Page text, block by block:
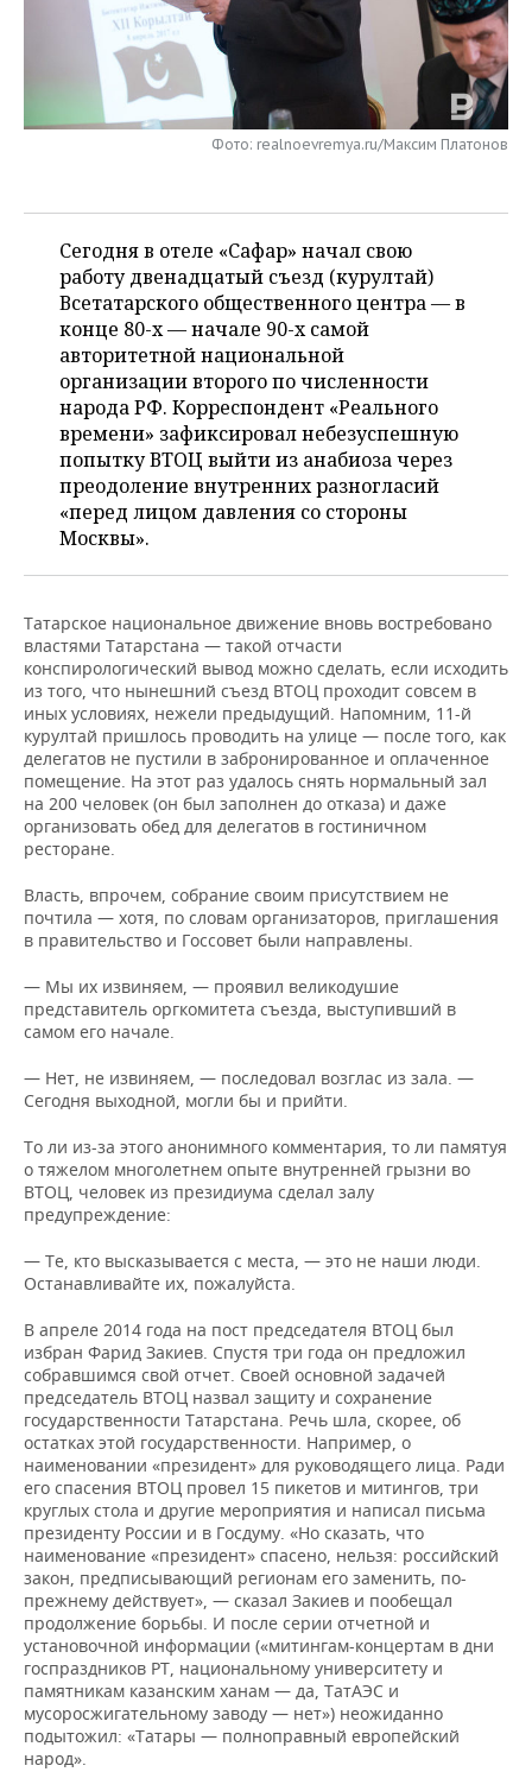
НЕФТЕХИМИЯ
РОЗНИЧНАЯ ТОРГОВЛЯ
ТРАНСПОРТ
НОВОСТИ ТЕХНОЛОГИЙ
ТЕЛЕКОММУНИКАЦИИ
МЕРОПРИЯТИЯ
НОВОСТИ МЕРОПРИЯТИЙ
ВЫЕЗДНАЯ РЕДАКЦИЯ
БИЗНЕС-БРАНЧИ
ONLINE-КОНФЕРЕНЦИИ
ОТКРЫТАЯ ЛЕКЦИЯ
ФУТБОЛ
ХОККЕЙ
БАСКЕТБОЛ
ВОЛЕЙБОЛ
КИБЕРСПОРТ
ФИГУРНОЕ КАТАНИЕ
ВОДНЫЕ ВИДЫ СПОРТА
НОВОСТИ ОБЩЕСТВА
ВЛАСТЬ
ИНФРАСТРУКТУРА
ИСТОРИЯ
КУЛЬТУРА
МЕДИЦИНА
ОБРАЗОВАНИЕ
ФОТОГАЛЕРЕЯ
СЮЖЕТЫ
СПРАВОЧНИК
СПИСОК ПЕРСОН
СПИСОК КОМПАНИЙ
ПОЛНАЯ ВЕРСИЯ
Фото: realnoevremya.ru/Максим Платонов
Сегодня в отеле «Сафар» начал свою
работу двенадцатый съезд (курултай)
Всетатарского общественного центра — в
конце 80-х — начале 90-х самой
авторитетной национальной
организации второго по численности
народа РФ. Корреспондент «Реального
времени» зафиксировал небезуспешную
попытку ВТОЦ выйти из анабиоза через
преодоление внутренних разногласий
«перед лицом давления со стороны
Москвы».
Татарское национальное движение вновь востребовано
властями Татарстана — такой отчасти
конспирологический вывод можно сделать, если исходить
из того, что нынешний съезд ВТОЦ проходит совсем в
иных условиях, нежели предыдущий. Напомним, 11-й
курултай пришлось проводить на улице — после того, как
делегатов не пустили в забронированное и оплаченное
помещение. На этот раз удалось снять нормальный зал
на 200 человек (он был заполнен до отказа) и даже
организовать обед для делегатов в гостиничном
ресторане.
Власть, впрочем, собрание своим присутствием не
почтила — хотя, по словам организаторов, приглашения
в правительство и Госсовет были направлены.
— Мы их извиняем, — проявил великодушие
представитель оргкомитета съезда, выступивший в
самом его начале.
— Нет, не извиняем, — последовал возглас из зала. —
Сегодня выходной, могли бы и прийти.
То ли из-за этого анонимного комментария, то ли памятуя
о тяжелом многолетнем опыте внутренней грызни во
ВТОЦ, человек из президиума сделал залу
предупреждение:
— Те, кто высказывается с места, — это не наши люди.
Останавливайте их, пожалуйста.
В апреле 2014 года на пост председателя ВТОЦ был
избран Фарид Закиев. Спустя три года он предложил
собравшимся свой отчет. Своей основной задачей
председатель ВТОЦ назвал защиту и сохранение
государственности Татарстана. Речь шла, скорее, об
остатках этой государственности. Например, о
наименовании «президент» для руководящего лица. Ради
его спасения ВТОЦ провел 15 пикетов и митингов, три
круглых стола и другие мероприятия и написал письма
президенту России и в Госдуму. «Но сказать, что
наименование «президент» спасено, нельзя: российский
закон, предписывающий регионам его заменить, по-
прежнему действует», — сказал Закиев и пообещал
продолжение борьбы. И после серии отчетной и
установочной информации («митингам-концертам в дни
госпраздников РТ, национальному университету и
памятникам казанским ханам — да, ТатАЭС и
мусоросжигательному заводу — нет») неожиданно
подытожил: «Татары — полноправный европейский
народ».